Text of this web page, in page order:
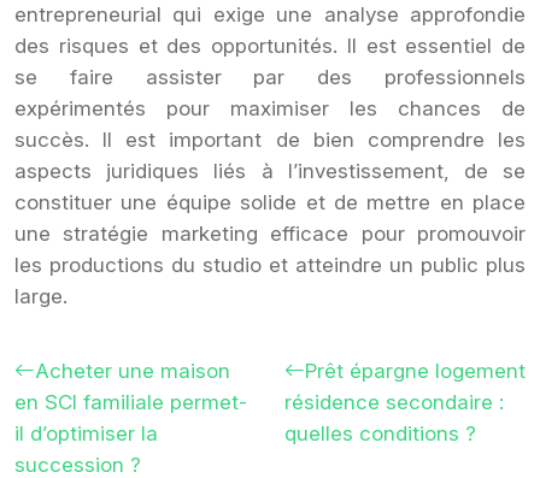
entrepreneurial qui exige une analyse approfondie
des risques et des opportunités. Il est essentiel de
se faire assister par des professionnels
expérimentés pour maximiser les chances de
succès. Il est important de bien comprendre les
aspects juridiques liés à l’investissement, de se
constituer une équipe solide et de mettre en place
une stratégie marketing efficace pour promouvoir
les productions du studio et atteindre un public plus
large.
Acheter une maison
en SCI familiale permet-
il d’optimiser la
succession ?
Prêt épargne logement
résidence secondaire :
quelles conditions ?